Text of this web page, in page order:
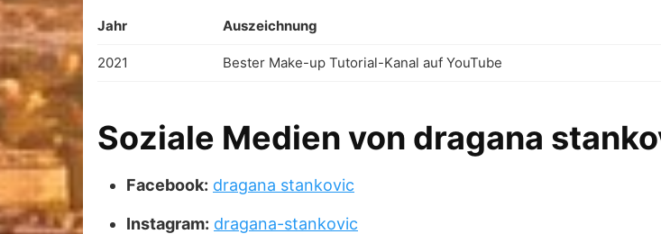
Jahr Auszeichnung
2021 Bester Make-up Tutorial-Kanal auf YouTube
Soziale Medien von dragana
Facebook: dragana stankovic
Instagram: dragana-stankovic